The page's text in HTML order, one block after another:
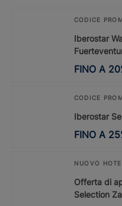
CODICE
Iberostar
FINO A 20
CODICE
Iberostar
FINO A 25
NUOVO
Offerta di
Selection